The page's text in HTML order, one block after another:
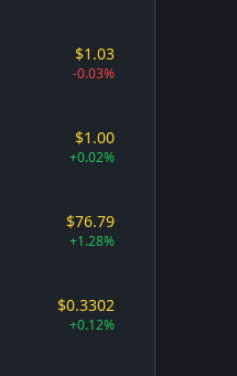
$1.03
-0.03%
$1.00
+0.02%
$76.79
+1.28%
$0.3302
+0.12%